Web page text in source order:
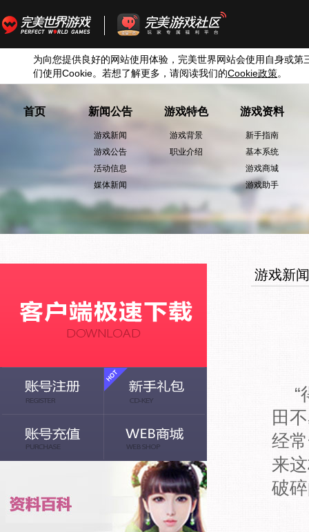
为向您提供良好的网站使用体验，完美世界网站会使用自身或第
们使用Cookie。若想了解更多，请阅读我们的Cookie政策。
首页 新闻公告
游戏新闻
游戏公告
活动信息
媒体新闻
游戏特色
游戏背景
职业介绍
游戏资料
新手指南
基本系统
游戏商城
游戏助手
游戏新闻
“
田
经
来
破